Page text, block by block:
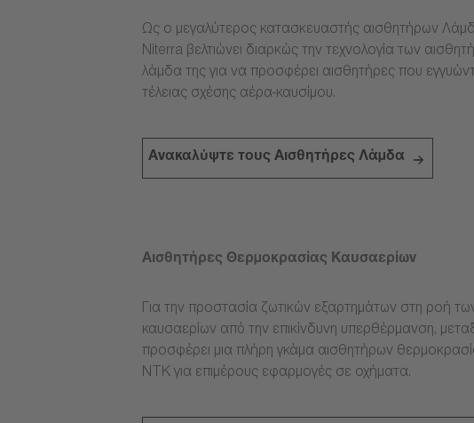
Ως ο μεγαλύτερος κατασκευαστής αισθητήρων
Niterra βελτιώνει διαρκώς την τεχνολογία των
λάμδα της για να προσφέρει αισθητήρες που
τέλειας σχέσης αέρα-καυσίμου.
Ανακαλύψτε τους Αισθητήρες Λάμδα
Αισθητήρες Θερμοκρασίας Καυσαερίων
Για την προστασία ζωτικών εξαρτημάτων στη ροή
καυσαερίων από την επικίνδυνη υπερθέρμανση,
προσφέρει μια πλήρη γκάμα αισθητήρων
NTK για επιμέρους εφαρμογές σε οχήματα.